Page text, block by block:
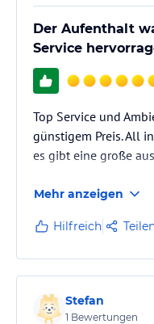
Der Aufenthalt
Service
Top Service und
günstigem Preis. All
es gibt eine große
Mehr anzeigen
Hilfreich
Stefan
1 Bewertungen